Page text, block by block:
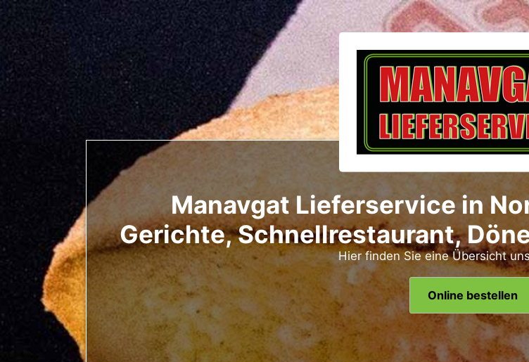
Manavgat Lieferservice in
Gerichte, Schnellrestaurant,
Hier finden Sie eine Übersicht
Online bestellen